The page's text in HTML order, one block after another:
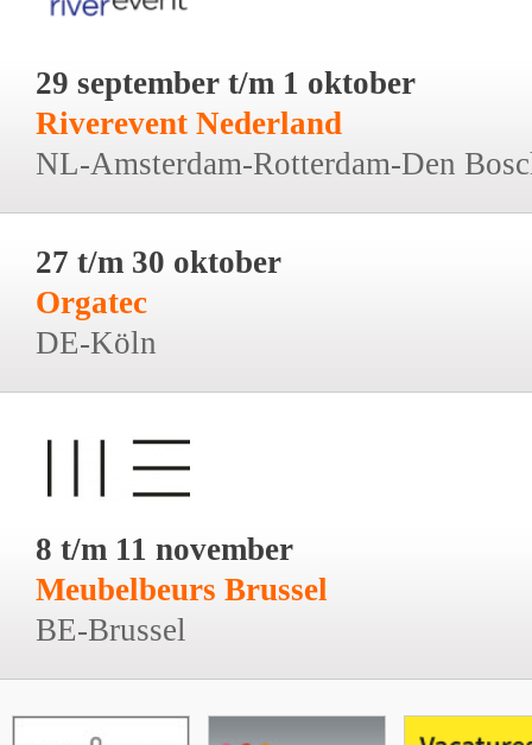
29 september t/m 1 oktober
Riverevent Nederland
NL-Amsterdam-Rotterdam-Den
27 t/m 30 oktober
Orgatec
DE-Köln
8 t/m 11 november
Meubelbeurs Brussel
BE-Brussel